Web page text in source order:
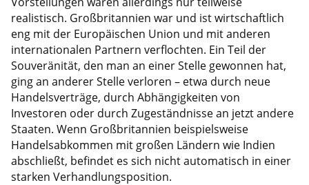
realistisch. Großbritannien war und ist wirtschaftlich
eng mit der Europäischen Union und mit anderen
internationalen Partnern verflochten. Ein Teil der
Souveränität, den man an einer Stelle gewonnen hat,
ging an anderer Stelle verloren – etwa durch neue
Handelsverträge, durch Abhängigkeiten von
Investoren oder durch Zugeständnisse an jetzt andere
Staaten. Wenn Großbritannien beispielsweise
Handelsabkommen mit großen Ländern wie Indien
abschließt, befindet es sich nicht automatisch in einer
starken Verhandlungsposition.